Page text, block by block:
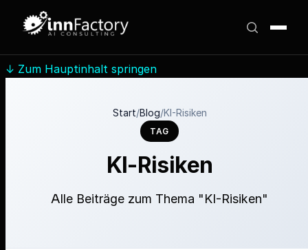
↓ Zum Hauptinhalt springen
Start/Blog/KI-Risiken
TAG
KI-Risiken
Alle Beiträge zum Thema "KI-Risiken"